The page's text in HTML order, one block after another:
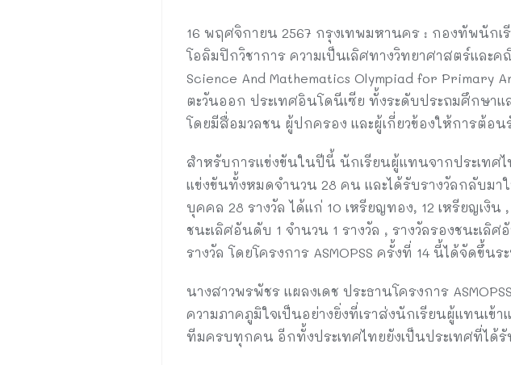
16 พฤศจิกายน 2567 กรุงเทพมหานคร : กองทัพนักเรี
โอลิมปิกวิชาการ ความเป็นเลิศทางวิทยาศาสตร์และ
Science And Mathematics Olympiad for Primary
ตะวันออก ประเทศอินโดนีเซีย ทั้งระดับประถมศึกษา
โดยมีสื่อมวลชน ผู้ปกครอง และผู้เกี่ยวข้องให้การต้
สำหรับการแข่งขันในปีนี้ นักเรียนผู้แทนจากประเทศ
แข่งขันทั้งหมดจำนวน 28 คน และได้รับรางวัลกลับมา
บุคคล 28 รางวัล ได้แก่ 10 เหรียญทอง, 12 เหรียญเงิน
ชนะเลิศอันดับ 1 จำนวน 1 รางวัล , รางวัลรองชนะเลิ
รางวัล โดยโครงการ ASMOPSS ครั้งที่ 14 นี้ได้จัดขึ้
นางสาวพรพัชร แผลงเดช ประธานโครงการ
ความภาคภูมิใจเป็นอย่างยิ่งที่เราส่งนักเรียนผู้แทนเข้
ทีมครบทุกคน อีกทั้งประเทศไทยยังเป็นประเทศที่ได้